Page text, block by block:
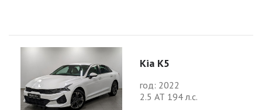
Kia K5
год: 2022
2.5 АТ 194 л.с.